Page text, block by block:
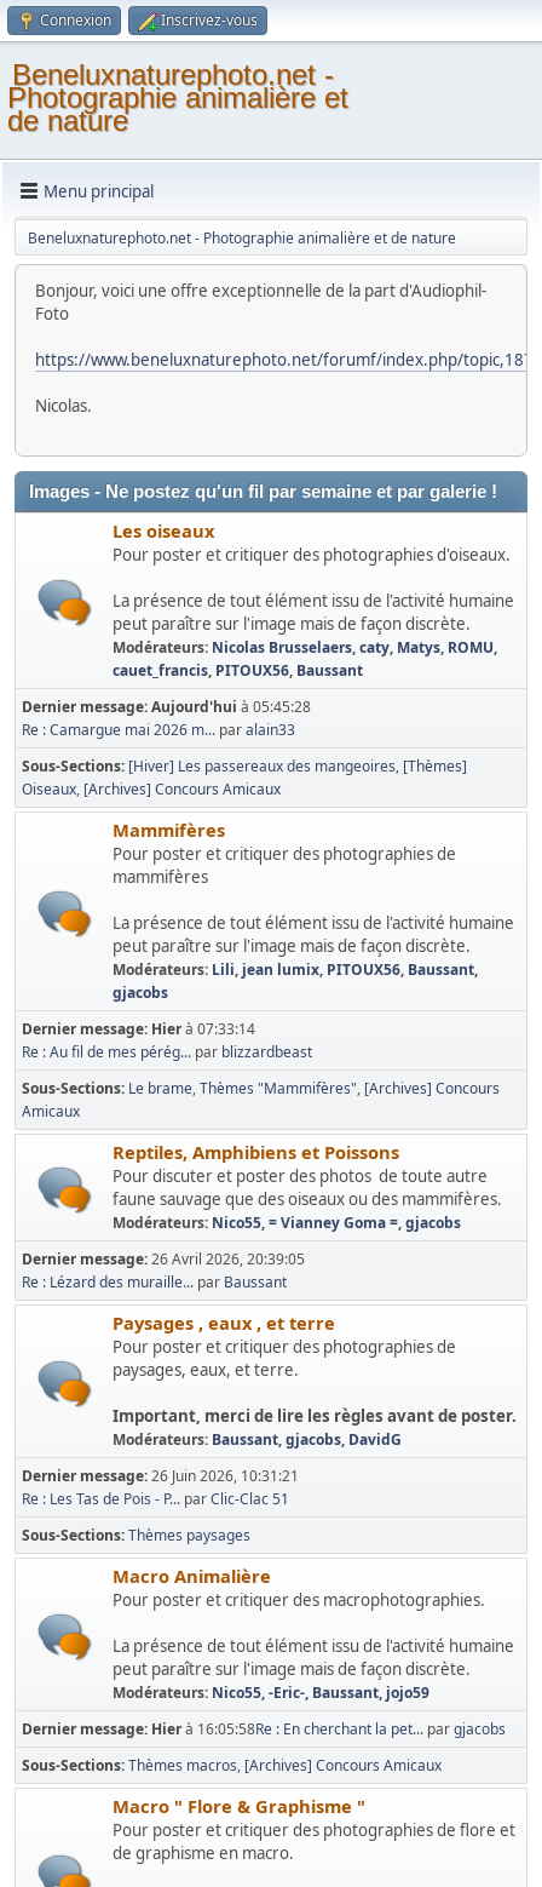
Connexion Inscrivez-vous
Beneluxnaturephoto.net -
Photographie animalière et
de nature
Menu principal
Beneluxnaturephoto.net - Photographie animalière et de nature
Bonjour, voici une offre exceptionnelle de la part d'Audiophil-
Foto
https://www.beneluxnaturephoto.net/forumf/index.php/
Nicolas.
Images - Ne postez qu'un fil par semaine et par galerie !
Les oiseaux
Pour poster et critiquer des photographies d'oiseaux.
La présence de tout élément issu de l'activité humaine
peut paraître sur l'image mais de façon discrète.
Modérateurs: Nicolas Brusselaers,caty, Matys, ROMU,
cauet_francis, PITOUX56, Baussant
Dernier message:Aujourd'hui à 05:45:28
Re : Camargue mai 2026 m... paralain33
Sous-Sections [Hiver] Les passereaux des mangeoires [Thèmes]
Oiseaux [Archives] Concours Amicaux
Mammifères
Pour poster et critiquer des photographies de
mammifères
La présence de tout élément issu de l'activité humaine
peut paraître sur l'image mais de façon discrète.
Modérateurs: Lili, jean lumix, PITOUX56, Baussant,
gjacobs
Dernier message: Hierà 07:33:14
Re : Au fil de mes pérég... par blizzardbeast
Sous-Sections Le brame Thèmes "Mammifères" [Archives] Concours
Amicaux
Reptiles, Amphibiens et Poissons
Pour discuter et poster des photos de toute autre
faune sauvage que des oiseaux ou des mammifères.
Modérateurs: Nico55,= Vianney Goma =,gjacobs
Dernier message:26 Avril 2026, 20:39:05
Re : Lézard des muraille... par Baussant
Paysages , eaux , et terre
Pour poster et critiquer des photographies de
paysages, eaux, et terre.
Important, merci de lire les règles avant de poster.
Modérateurs: Baussant,gjacobs, DavidG
Dernier message:26 Juin 2026, 10:31:21
Re : Les Tas de Pois - P... parClic-Clac 51
Sous-Sections Thèmes paysages
Macro Animalière
Pour poster et critiquer des macrophotographies.
La présence de tout élément issu de l'activité humaine
peut paraître sur l'image mais de façon discrète.
Modérateurs: Nico55,-Eric-, Baussant, jojo59
Dernier message: Hierà 16:05:58Re : En cherchant la pet... pargjacobs
Sous-Sections Thèmes macros [Archives] Concours Amicaux
Macro " Flore & Graphisme "
Pour poster et critiquer des photographies de flore et
de graphisme en macro.